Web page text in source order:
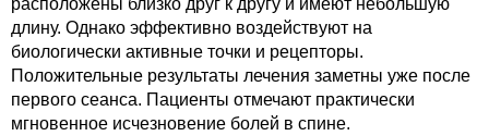
расположены близко друг к другу и имеют небольшую
длину. Однако эффективно воздействуют на
биологически активные точки и рецепторы.
Положительные результаты лечения заметны уже после
первого сеанса. Пациенты отмечают практически
мгновенное исчезновение болей в спине.